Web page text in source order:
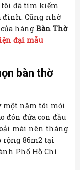
đã tìm kiếm
đình. Cũng nhờ
hàng Bàn Thờ
đại mẫu
bàn thờ
một năm tôi mới
đón đứa con đầu
mái nên tháng
rộng 86m2 tại
Phố Hồ Chí